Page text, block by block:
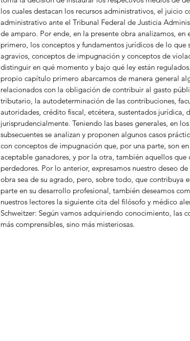
los cuales destacan los recursos administrativos, el juicio
administrativo ante el Tribunal Federal de Justicia
de amparo. Por ende, en la presente obra analizamos, en
primero, los conceptos y fundamentos jurídicos de lo que
agravios, conceptos de impugnación y conceptos de
distinguir en qué momento y bajo qué ley están
propio capítulo primero abarcamos de manera general
relacionados con la obligación de contribuir al gasto
tributario, la autodeterminación de las contribuciones,
autoridades, crédito fiscal, etcétera, sustentados jurídica,
jurisprudencialmente. Teniendo las bases generales, en
subsecuentes se analizan y proponen algunos casos
con conceptos de impugnación que, por una parte, son
aceptable ganadores, y por la otra, también aquellos que
perdedores. Por lo anterior, expresamos nuestro deseo
obra sea de su agrado, pero, sobre todo, que contribuya
parte en su desarrollo profesional, también deseamos
nuestros lectores la siguiente cita del filósofo y médico
Schweitzer: Según vamos adquiriendo conocimiento, las
más comprensibles, sino más misteriosas.